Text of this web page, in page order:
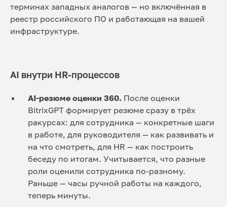
терминах западных аналогов — но включённая в
реестр российского ПО и работающая на вашей
инфраструктуре.
AI внутри HR-процессов
AI-резюме оценки 360. После оценки
BitrixGPT формирует резюме сразу в трёх
ракурсах: для сотрудника — конкретные шаги
в работе, для руководителя — как развивать и
на что смотреть, для HR — как построить
беседу по итогам. Учитывается, что разные
роли оценили сотрудника по-разному.
Раньше — часы ручной работы на каждого,
теперь минуты.